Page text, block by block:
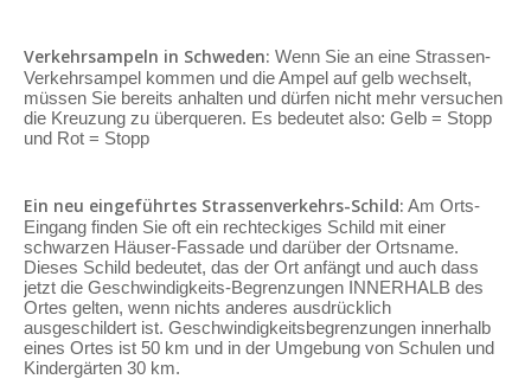
Verkehrsampeln in Schweden: Wenn Sie an eine Strassen-
Verkehrsampel kommen und die Ampel auf gelb wechselt,
müssen Sie bereits anhalten und dürfen nicht mehr versuchen
die Kreuzung zu überqueren. Es bedeutet also: Gelb = Stopp
und Rot = Stopp
Ein neu eingeführtes Strassenverkehrs-Schild: Am Orts-
Eingang finden Sie oft ein rechteckiges Schild mit einer
schwarzen Häuser-Fassade und darüber der Ortsname.
Dieses Schild bedeutet, das der Ort anfängt und auch dass
jetzt die Geschwindigkeits-Begrenzungen INNERHALB des
Ortes gelten, wenn nichts anderes ausdrücklich
ausgeschildert ist. Geschwindigkeitsbegrenzungen innerhalb
eines Ortes ist 50 km und in der Umgebung von Schulen und
Kindergärten 30 km.